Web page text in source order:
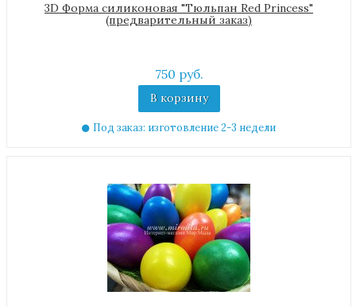
3D Форма силиконовая "Тюльпан Red Princess"
(предварительный заказ)
750 руб.
В корзину
Под заказ: изготовление 2-3 недели